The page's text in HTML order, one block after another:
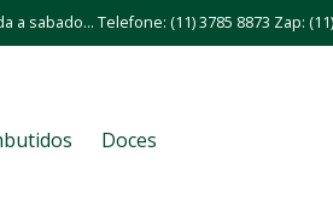
a sabado... Telefone: (11) 3785 8873 Zap:
Doces